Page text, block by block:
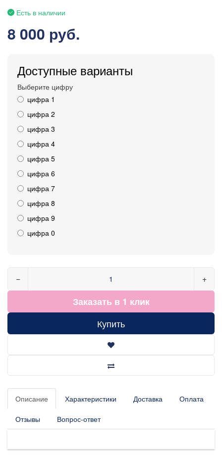
Есть в наличии
8 000 руб.
Доступные варианты
Выберите цифру
цифра 1
цифра 2
цифра 3
цифра 4
цифра 5
цифра 6
цифра 7
цифра 8
цифра 9
цифра 0
− +
Заказать в 1 клик
Купить
Описание Характеристики Доставка Оплата
Отзывы Вопрос-ответ